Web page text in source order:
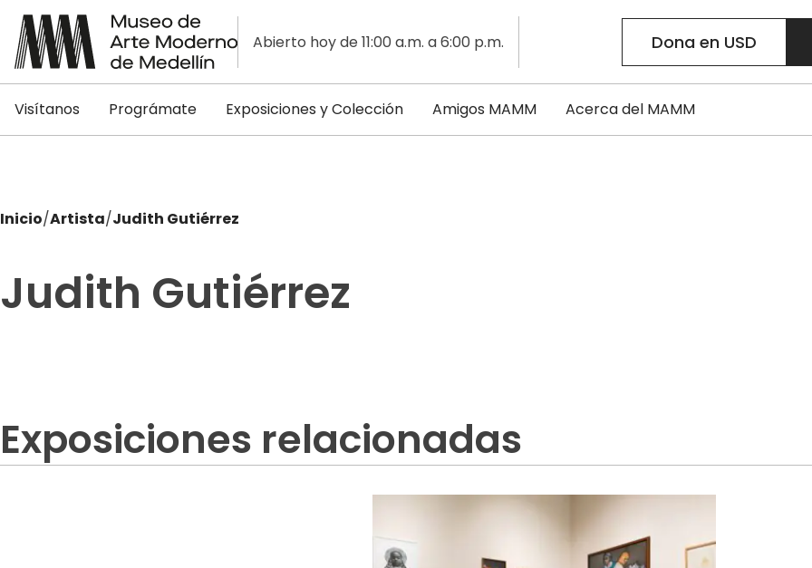
Abierto hoy de 11:00 a.m. a 6:00 p.m. Dona en USD
Visítanos Prográmate Exposiciones y Colección Amigos MAMM Acerca del MAMM
Inicio/Artista/Judith Gutiérrez
Judith Gutiérrez
Exposiciones relacionadas